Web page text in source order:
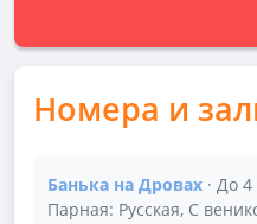
Номера и
Банька на Дровах · До
Парная: Русская, С
Показать